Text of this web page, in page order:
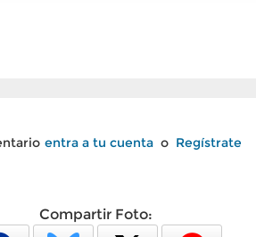
entra a tu cuenta o Regístrate
Compartir Foto: